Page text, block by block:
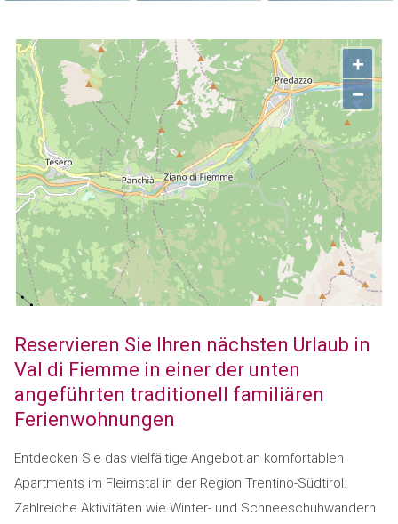
+
−
Reservieren Sie Ihren nächsten Urlaub in
Val di Fiemme in einer der unten
angeführten traditionell familiären
Ferienwohnungen
Entdecken Sie das vielfältige Angebot an komfortablen
Apartments im Fleimstal in der Region Trentino-Südtirol.
Zahlreiche Aktivitäten wie Winter- und Schneeschuhwandern